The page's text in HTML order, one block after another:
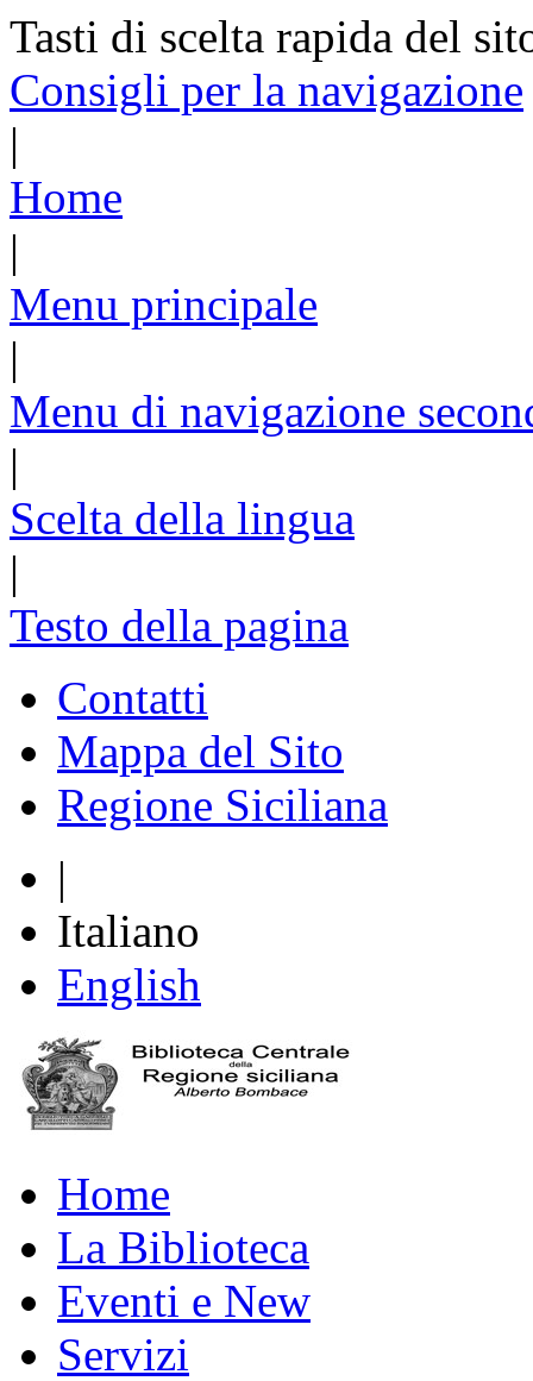
Tasti di scelta rapida del
Consigli per la navigazione
|
Home
|
Menu principale
|
Menu di navigazione
|
Scelta della lingua
|
Testo della pagina
Contatti
Mappa del Sito
Regione Siciliana
|
Italiano
English
Home
La Biblioteca
Eventi e New
Servizi